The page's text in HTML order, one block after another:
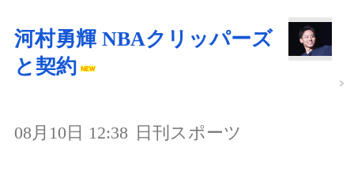
河村勇輝 NBAクリッパーズ
と契約
08月10日 12:38 日刊スポーツ